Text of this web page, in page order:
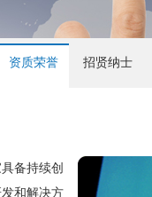
资质荣誉 招贤纳士
备持续创
和解决方